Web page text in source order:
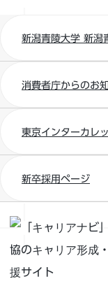
新潟青陵大学 新潟
消費者庁からのお
東京インターカレ
新卒採用ページ